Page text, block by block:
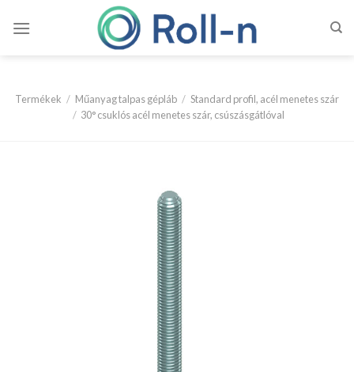
Termékek / Műanyag talpas gépláb / Standard profil, acél menetes szár
/ 30° csuklós acél menetes szár, csúszásgátlóval